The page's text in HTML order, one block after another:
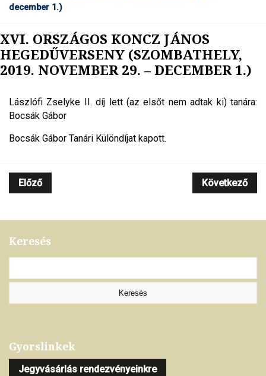
december 1.)
XVI. ORSZÁGOS KONCZ JÁNOS
HEGEDŰVERSENY (SZOMBATHELY,
2019. NOVEMBER 29. – DECEMBER 1.)
Lászlófi Zselyke II. díj lett (az elsőt nem adtak ki) tanára:
Bocsák Gábor
Bocsák Gábor Tanári Különdíjat kapott.
Előző Következő
Keresés
Gyorslinkek
Jegyvásárlás rendezvényeinkre